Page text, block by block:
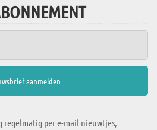
regelmatig per e-mail nieuwtjes,